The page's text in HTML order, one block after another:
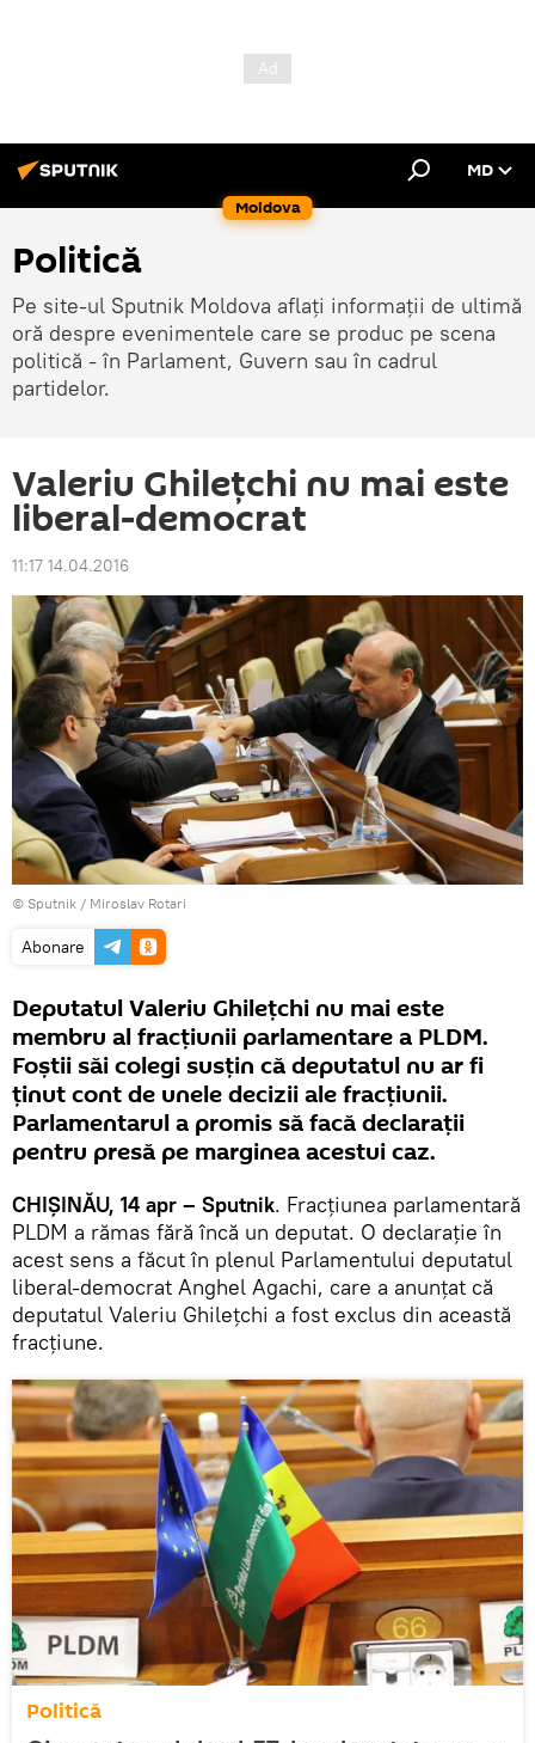
Moldova
MD
Politică
Pe site-ul Sputnik Moldova aflați informații de ultimă
oră despre evenimentele care se produc pe scena
politică - în Parlament, Guvern sau în cadrul
partidelor.
Valeriu Ghileţchi nu mai este
liberal-democrat
11:17 14.04.2016
© Sputnik / Miroslav Rotari
Abonare
Deputatul Valeriu Ghileţchi nu mai este
membru al fracţiunii parlamentare a PLDM.
Foştii săi colegi susţin că deputatul nu ar fi
ţinut cont de unele decizii ale fracţiunii.
Parlamentarul a promis să facă declaraţii
pentru presă pe marginea acestui caz.
CHIŞINĂU, 14 apr – Sputnik. Fracţiunea parlamentară
PLDM a rămas fără încă un deputat. O declaraţie în
acest sens a făcut în plenul Parlamentului deputatul
liberal-democrat Anghel Agachi, care a anunţat că
deputatul Valeriu Ghileţchi a fost exclus din această
fracţiune.
Politică